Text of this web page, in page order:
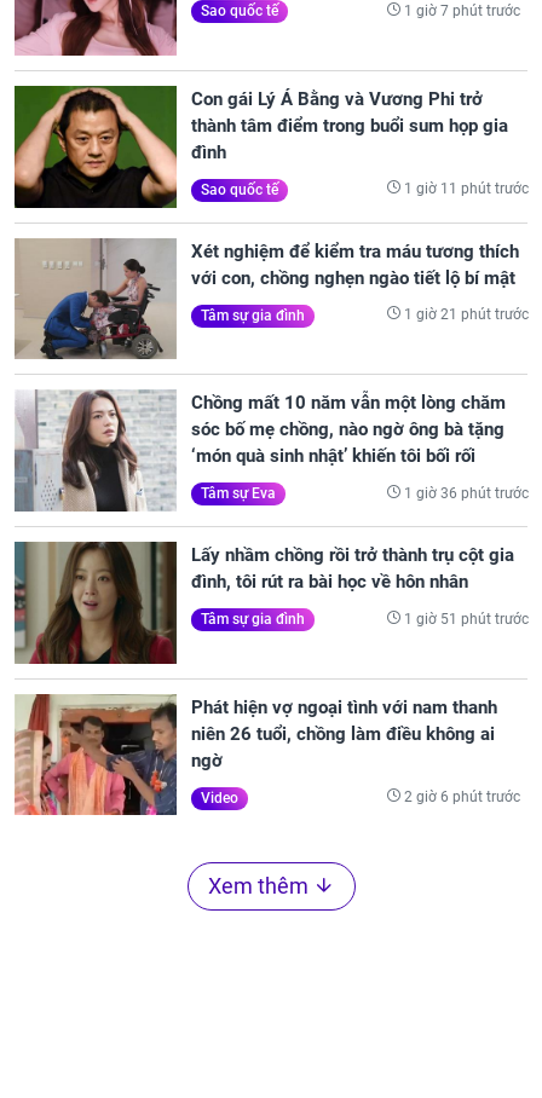
Sao quốc tế 1 giờ 7 phút trước
Con gái Lý Á Bằng và Vương Phi trở
thành tâm điểm trong buổi sum họp gia
đình
Sao quốc tế 1 giờ 11 phút trước
Xét nghiệm để kiểm tra máu tương thích
với con, chồng nghẹn ngào tiết lộ bí mật
Tâm sự gia đình 1 giờ 21 phút trước
Chồng mất 10 năm vẫn một lòng chăm
sóc bố mẹ chồng, nào ngờ ông bà tặng
‘món quà sinh nhật’ khiến tôi bối rối
Tâm sự Eva 1 giờ 36 phút trước
Lấy nhầm chồng rồi trở thành trụ cột gia
đình, tôi rút ra bài học về hôn nhân
Tâm sự gia đình 1 giờ 51 phút trước
Phát hiện vợ ngoại tình với nam thanh
niên 26 tuổi, chồng làm điều không ai
ngờ
Video 2 giờ 6 phút trước
Xem thêm